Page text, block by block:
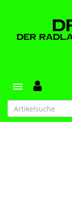
Toggle navigation